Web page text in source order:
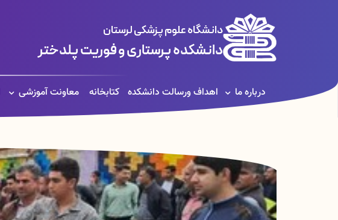
دانشگاه علوم پزشکی لرستان
دانشکده پرستاری و فوریت پلدختر
درباره ما اهداف ورسالت دانشکده کتابخانه معاونت آموزشی